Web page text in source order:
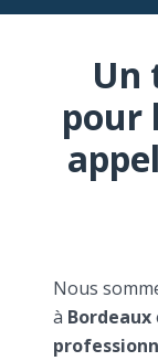
Un
pour
Nous
à Bordeaux